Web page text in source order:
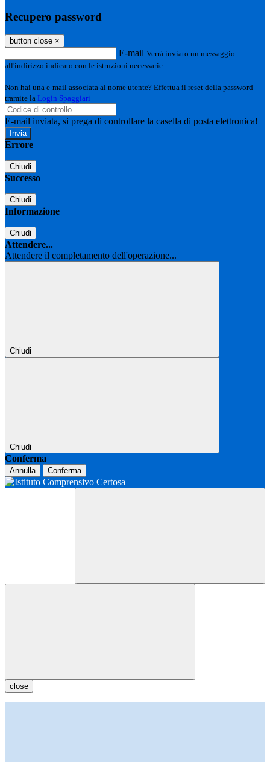
Recupero password
button close ×
E-mail Verrà inviato un messaggio
all'indirizzo indicato con le istruzioni necessarie.
Non hai una e-mail associata al nome utente? Effettua il reset della password
tramite la Login Spaggiari
E-mail inviata, si prega di controllare la casella di posta elettronica!
Errore
Chiudi
Successo
Chiudi
Informazione
Chiudi
Attendere...
Attendere il completamento dell'operazione...
Chiudi
Chiudi
Conferma
Annulla Conferma
close